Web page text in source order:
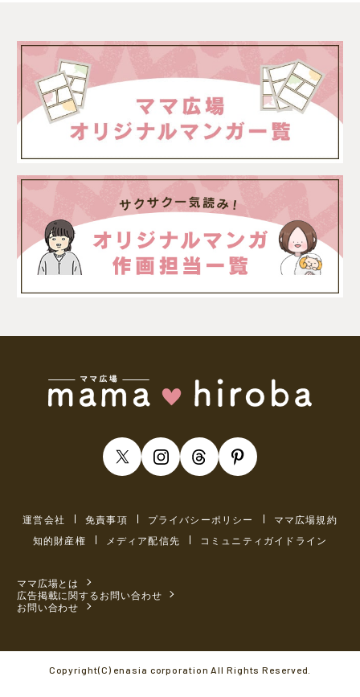
運営会社 免責事項 プライバシーポリシー
ママ広場規約
知的財産権
メディア配信先 コミュニティガイドライン
ママ広場とは
広告掲載に関するお問い合わせ
お問い合わせ
Copyright(C) enasia corporation All Rights Reserved.